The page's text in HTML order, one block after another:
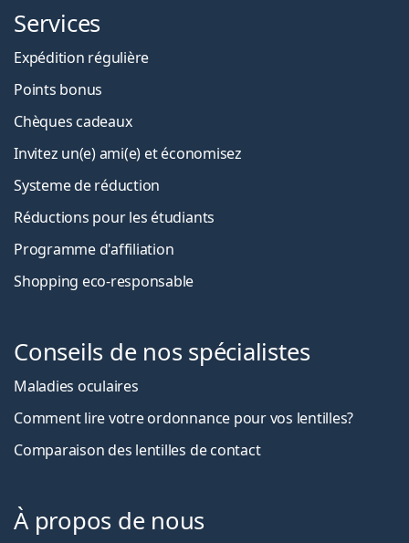
Services
Expédition régulière
Points bonus
Chèques cadeaux
Invitez un(e) ami(e) et économisez
Systeme de réduction
Réductions pour les étudiants
Programme d'affiliation
Shopping eco-responsable
Conseils de nos spécialistes
Maladies oculaires
Comment lire votre ordonnance pour vos lentilles?
Comparaison des lentilles de contact
À propos de nous